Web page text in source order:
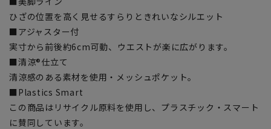
ひざの位置を高く見せるすらりときれいなシルエット
■アジャスター付
実寸から前後約6cm可動、ウエストが楽に広がります。
■清涼®仕立て
清涼感のある素材を使用・メッシュポケット。
■Plastics Smart
この商品はリサイクル原料を使用し、プラスチック・スマート
に賛同しています。